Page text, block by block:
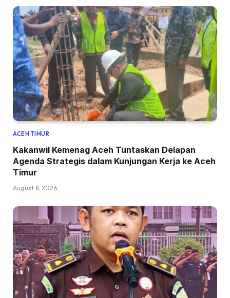
ACEH TIMUR
Kakanwil Kemenag Aceh Tuntaskan Delapan
Agenda Strategis dalam Kunjungan Kerja ke Aceh
Timur
August 8, 2026